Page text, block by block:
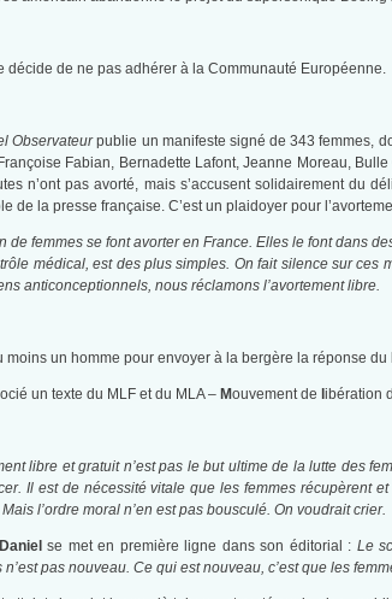
décide de ne pas adhérer à la Communauté Européenne.
Observateurpublie un manifeste signé de 343 femmes,
Fabian, Bernadette Lafont, Jeanne Moreau,
n’ont pas avorté, mais s’accusent solidairement du
de la presse française. C’est un plaidoyer pour
de femmes se font avorter en France. Elles le font dans
médical, est des plus simples. On fait silence sur ces
anticonceptionnels, nous réclamons l’avortement libre.
moins un homme pour envoyer à la bergère la réponse du
un texte du MLF et du MLA – Mouvement de ibération
libre et gratuit n’est pas le but ultime de la lutte des
Il est de nécessité vitale que les femmes récupèrent
l’ordre moral n’en est pas bousculé. On voudrait crier.
se met en première ligne dans son éditorial : Le
n’est pas nouveau. Ce qui est nouveau, c’est que les